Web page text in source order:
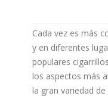
Cada vez es más
y en diferentes
populares
los aspectos más
la gran variedad de